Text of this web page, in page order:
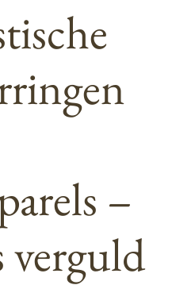
–
verguld